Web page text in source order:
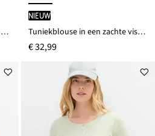
Blouse met korte mouwen en blinde knoopsluiting
Nieuw
Tuniekblouse in een zachte viscosemix
€ 32,99